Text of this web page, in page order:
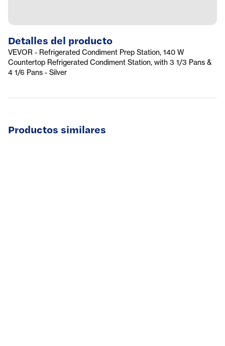
Detalles del producto
VEVOR - Refrigerated Condiment Prep Station, 140 W
Countertop Refrigerated Condiment Station, with 3 1/3 Pans &
4 1/6 Pans - Silver
Productos similares